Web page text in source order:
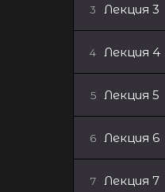
3 Лекция 3
4 Лекция 4
5 Лекция 5
6 Лекция 6
7 Лекция 7